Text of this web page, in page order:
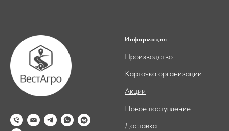
Информация
Производство
Карточка организации
Акции
Новое поступление
Доставка